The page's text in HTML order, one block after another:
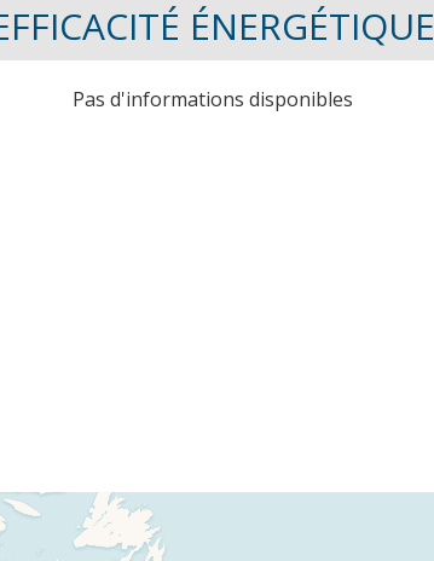
ÉNERGÉTIQUE
Pas d'informations disponibles